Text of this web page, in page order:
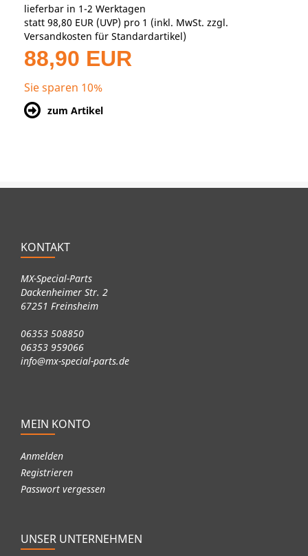
lieferbar in 1-2 Werktagen
statt 98,80 EUR (UVP) pro 1 (inkl. MwSt. zzgl.
Versandkosten für Standardartikel)
88,90 EUR
Sie sparen 10%
zum Artikel
KONTAKT
MX-Special-Parts
Dackenheimer Str. 2
67251 Freinsheim
06353 508850
06353 959066
info@mx-special-parts.de
MEIN KONTO
Anmelden
Registrieren
Passwort vergessen
UNSER UNTERNEHMEN